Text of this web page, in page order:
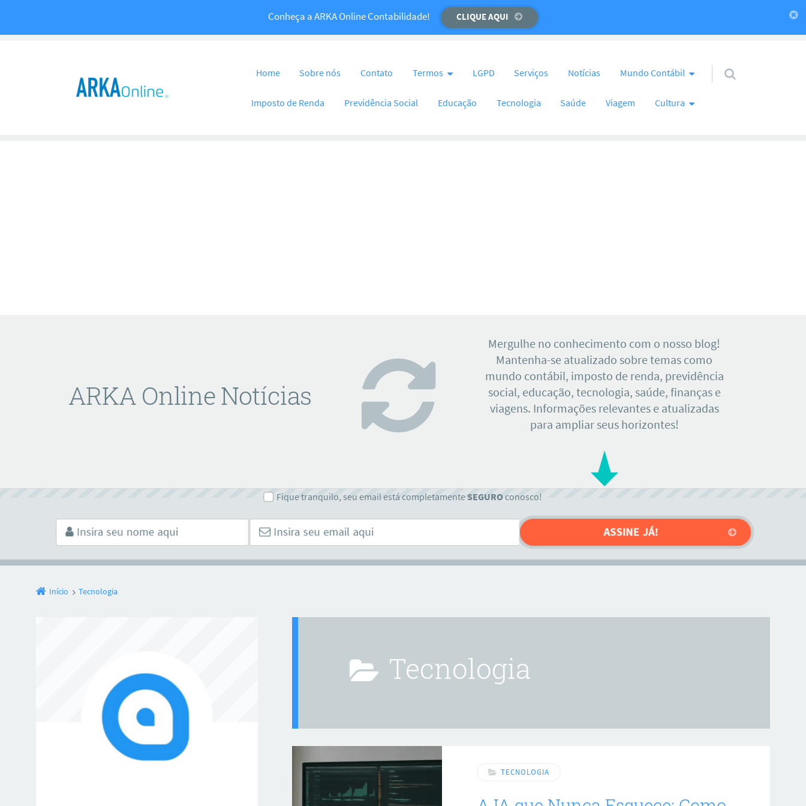
Temos um recado importante para você! CLIQUE AQUI
Conheça a ARKA Online Contabilidade! CLIQUE AQUI
Home Sobre nós Contato Termos LGPD Serviços Notícias Mundo Contábil
Imposto de Renda Previdência Social Educação Tecnologia Saúde Viagem Cultura
ARKA Online Notícias
Mergulhe no conhecimento com o nosso blog!
Mantenha-se atualizado sobre temas como
mundo contábil, imposto de renda, previdência
social, educação, tecnologia, saúde, finanças e
viagens. Informações relevantes e atualizadas
para ampliar seus horizontes!
Fique tranquilo, seu email está completamente SEGUROconosco!
Início Tecnologia
Tecnologia
TECNOLOGIA